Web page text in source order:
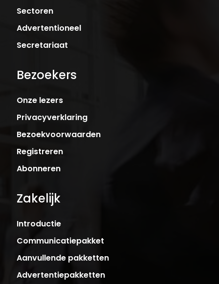
Sectoren
Advertentioneel
Secretariaat
Bezoekers
Onze lezers
Privacyverklaring
Bezoekvoorwaarden
Registreren
Abonneren
Zakelijk
Introductie
Communicatiepakket
Aanvullende pakketten
Advertentiepakketten